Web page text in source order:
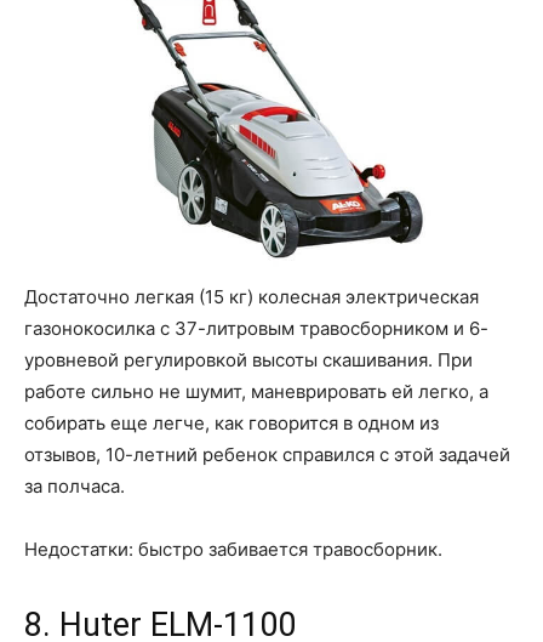
Достаточно легкая (15 кг) колесная электрическая
газонокосилка с 37-литровым травосборником и 6-
уровневой регулировкой высоты скашивания. При
работе сильно не шумит, маневрировать ей легко, а
собирать еще легче, как говорится в одном из
отзывов, 10-летний ребенок справился с этой задачей
за полчаса.
Недостатки: быстро забивается травосборник.
8. Huter ELM-1100